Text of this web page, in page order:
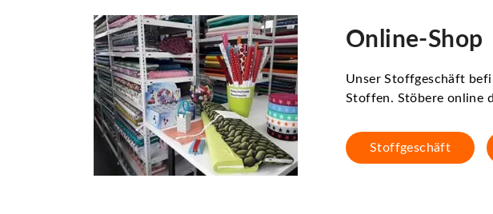
Online-Shop
Unser Stoffgeschäft
Stoffen. Stöbere online
Stoffgeschäft